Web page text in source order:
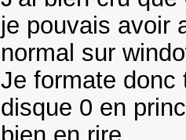
je pouvais avoir
normal sur
Je formate donc
disque 0 en
bien en rire.